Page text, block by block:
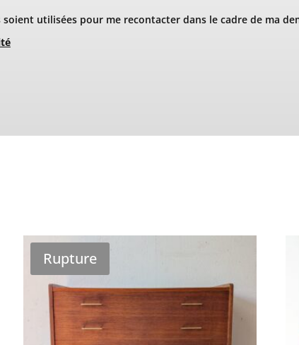
soient utilisées pour me recontacter dans le cadre de ma
Rupture